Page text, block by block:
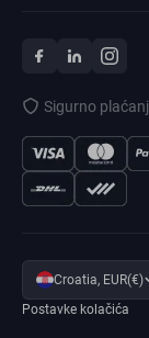
Sigurno
Croatia, EUR(€)
Postavke kolačića